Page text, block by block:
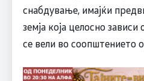
снабдување, имајќи
земја која целосно
се вели во соопштението